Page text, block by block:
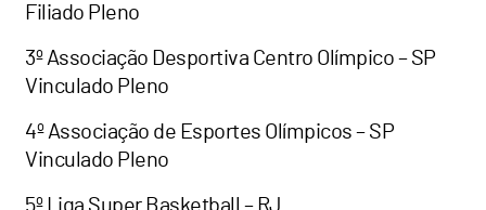
Filiado Pleno
3º Associação Desportiva Centro Olímpico – SP
Vinculado Pleno
4º Associação de Esportes Olímpicos – SP
Vinculado Pleno
5º Liga Super Basketball – RJ